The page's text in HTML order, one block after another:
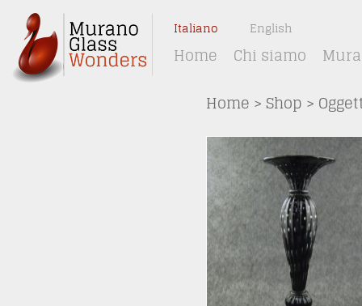
Italiano English
Home Chi siamo
Home > Shop >